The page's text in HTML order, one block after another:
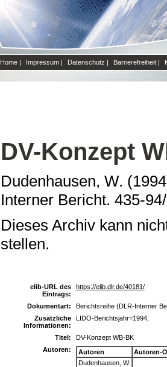
Home | Impressum | Datenschutz | Barrierefreiheit |
DV-Konzept
Dudenhausen, W.
Interner Bericht. 435-
Dieses Archiv kann
stellen.
elib-URL des
Eintrags:
https://elib.dlr.de/40181/
Dokumentart:
Berichtsreihe (DLR-Interner
Zusätzliche
Informationen:
LIDO-Berichtsjahr=1994,
Titel:
DV-Konzept WB-BK
Autoren:
Autoren
Autoren-
Dudenhausen, W.